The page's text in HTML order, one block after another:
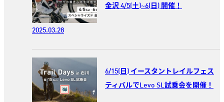
金沢 4/5(土)~6(日) 開催！
2025.03.28
6/15(日) イースタントレイルフェス
ティバルでLevo SL試乗会を開催！